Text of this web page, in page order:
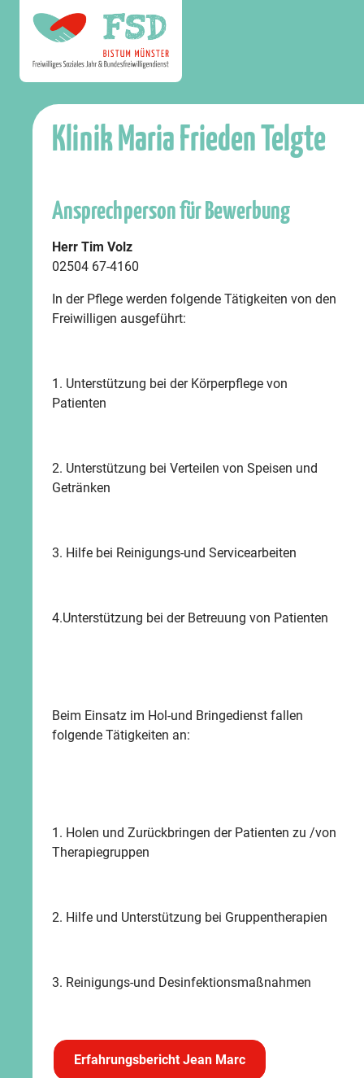
Klinik Maria Frieden Telgte
Ansprechperson für Bewerbung
Herr Tim Volz
02504 67-4160
In der Pflege werden folgende Tätigkeiten von den
Freiwilligen ausgeführt:
1. Unterstützung bei der Körperpflege von
Patienten
2. Unterstützung bei Verteilen von Speisen und
Getränken
3. Hilfe bei Reinigungs-und Servicearbeiten
4.Unterstützung bei der Betreuung von Patienten
Beim Einsatz im Hol-und Bringedienst fallen
folgende Tätigkeiten an:
1. Holen und Zurückbringen der Patienten zu /von
Therapiegruppen
2. Hilfe und Unterstützung bei Gruppentherapien
3. Reinigungs-und Desinfektionsmaßnahmen
Erfahrungsbericht Jean Marc